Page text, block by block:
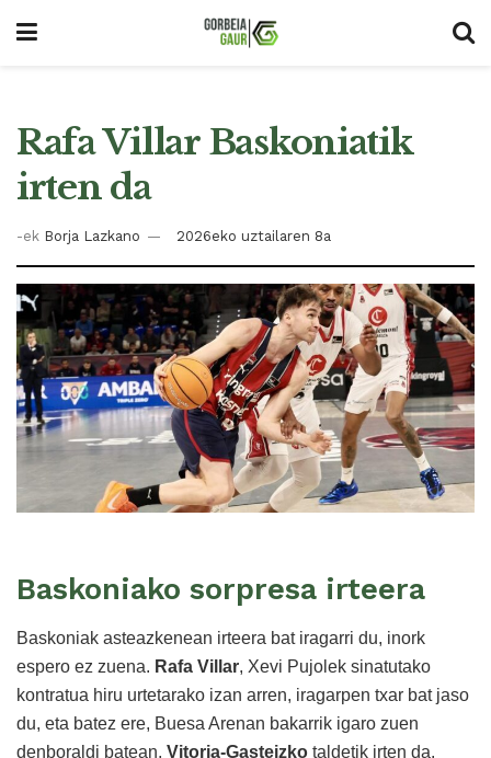
Rafa Villar Baskoniatik
irten da
-ek Borja Lazkano 2026eko uztailaren 8a
Baskoniako sorpresa irteera
Baskoniak asteazkenean irteera bat iragarri du, inork
espero ez zuena. Rafa Villar, Xevi Pujolek sinatutako
kontratua hiru urtetarako izan arren, iragarpen txar bat jaso
du, eta batez ere, Buesa Arenan bakarrik igaro zuen
denboraldi batean, Vitoria-Gasteizko taldetik irten da.